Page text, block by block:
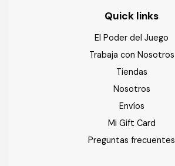
Quick links
El Poder del Juego
Trabaja con Nosotros
Tiendas
Nosotros
Envíos
Mi Gift Card
Preguntas frecuentes